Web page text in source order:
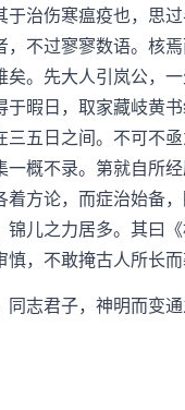
伤寒瘟疫也，思过
不过寥寥数语。核
。先大人引岚公，一
暇日，取家藏岐黄书
五日之间。不可不
概不录。第就自所
方论，而症治始备，
儿之力居多。其曰
，不敢掩古人所长而
志君子，神明而变